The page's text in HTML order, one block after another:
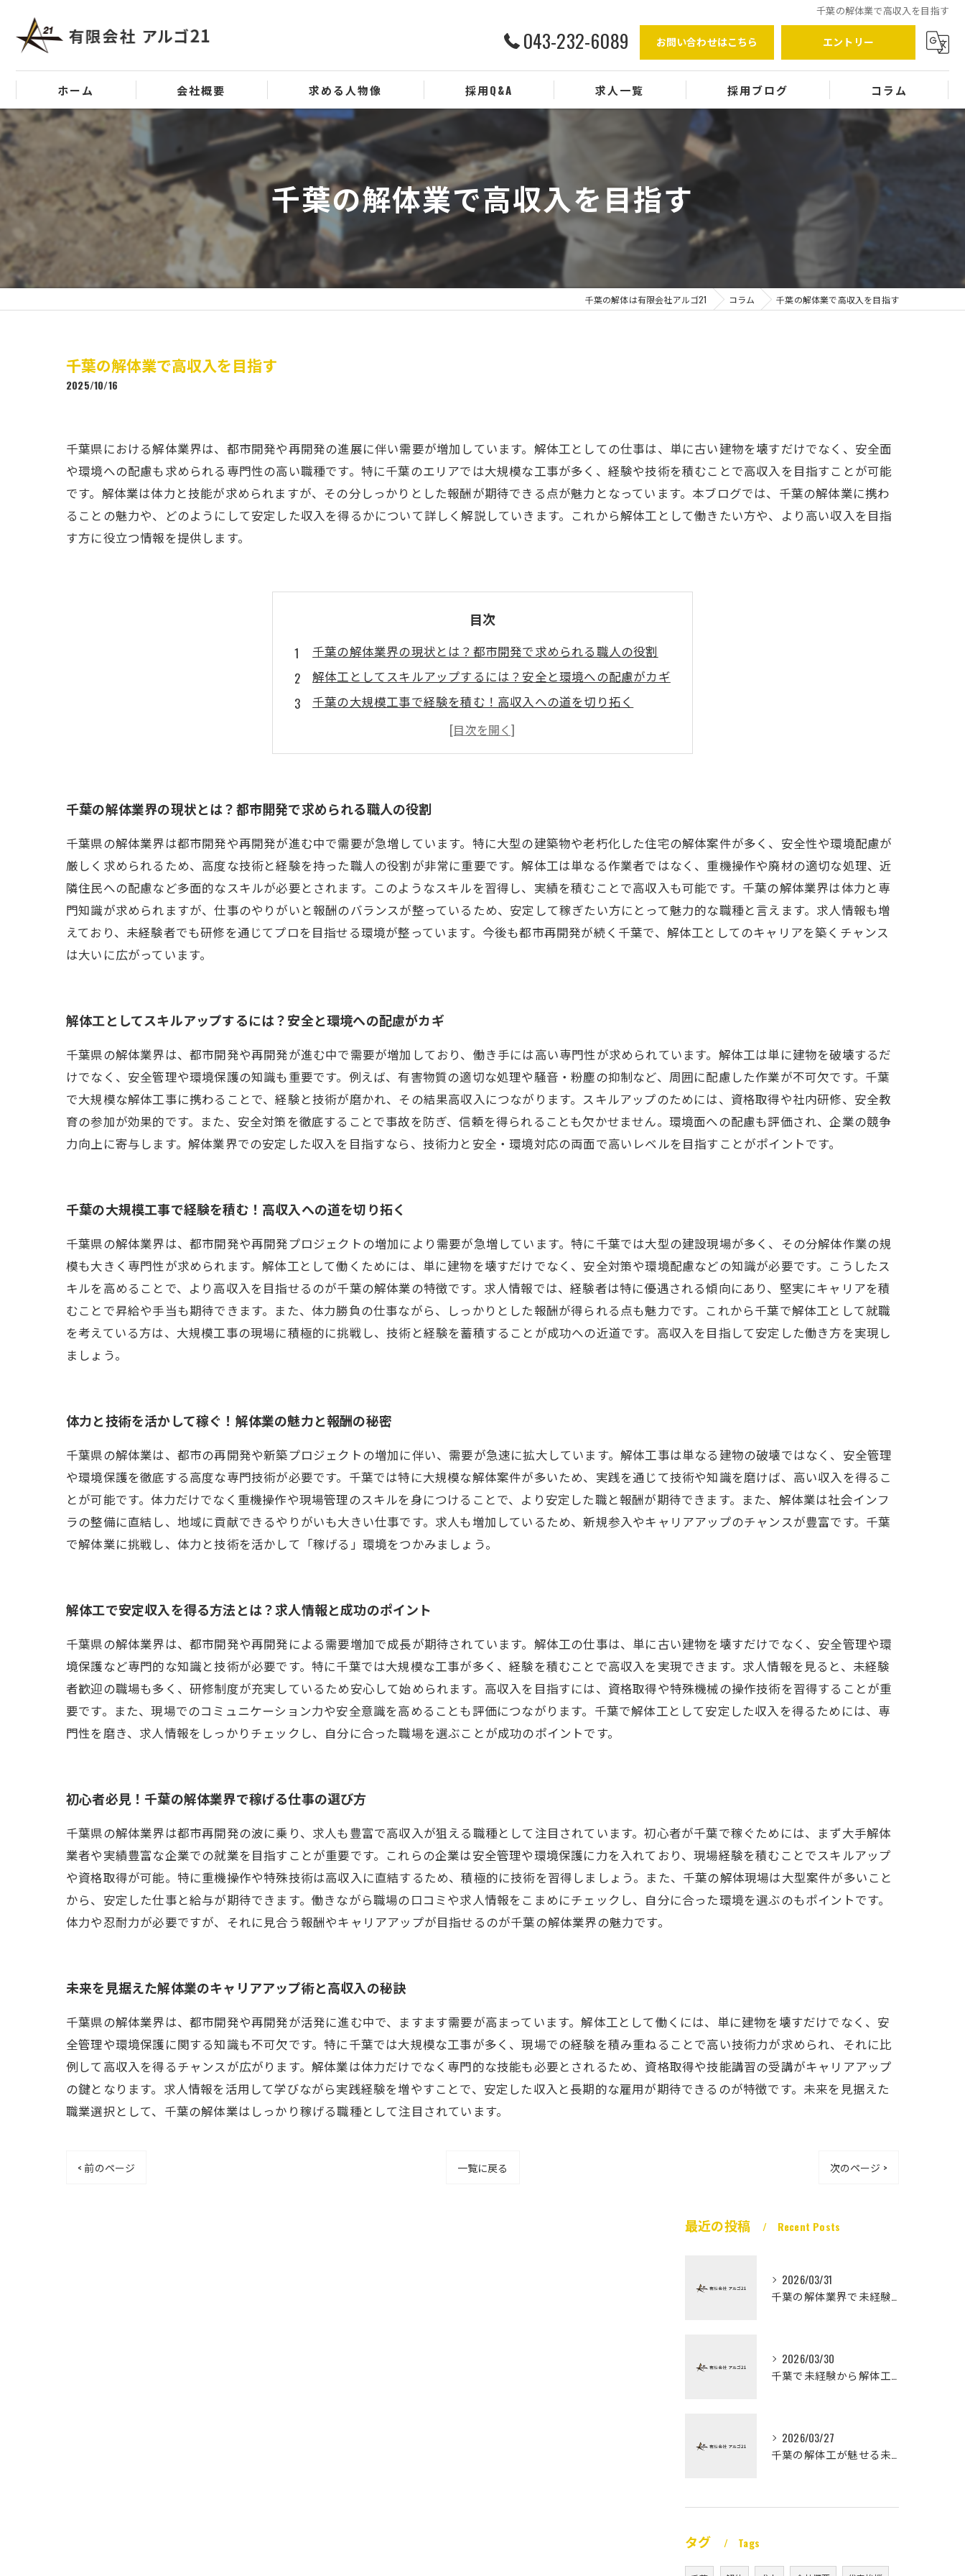
千葉の解体業で高収入を目指す
043-232-6089 お問い合わせはこちら エントリー
ホーム 会社概要
ビジョン
事業案内
求める人物像 採用Q&A 求人一覧 採用ブログ コラム
千葉の解体業で高収入を目指す
千葉の解体は有限会社アルゴ21 コラム 千葉の解体業で高収入を目指す
千葉の解体業で高収入を目指す
2025/10/16
千葉県における解体業界は、都市開発や再開発の進展に伴い需要が増加しています。解体工としての仕事は、単に古い建物を壊すだけでなく、安全面
や環境への配慮も求められる専門性の高い職種です。特に千葉のエリアでは大規模な工事が多く、経験や技術を積むことで高収入を目指すことが可能
です。解体業は体力と技能が求められますが、その分しっかりとした報酬が期待できる点が魅力となっています。本ブログでは、千葉の解体業に携わ
ることの魅力や、どのようにして安定した収入を得るかについて詳しく解説していきます。これから解体工として働きたい方や、より高い収入を目指
す方に役立つ情報を提供します。
目次
千葉の解体業界の現状とは？都市開発で求められる職人の役割
解体工としてスキルアップするには？安全と環境への配慮がカギ
千葉の大規模工事で経験を積む！高収入への道を切り拓く
体力と技術を活かして稼ぐ！解体業の魅力と報酬の秘密
解体工で安定収入を得る方法とは？求人情報と成功のポイント
未来を見据えた解体業のキャリアアップ術と高収入の秘訣
千葉の解体業界の現状とは？都市開発で求められる職人の役割
千葉県の解体業界は都市開発や再開発が進む中で需要が急増しています。特に大型の建築物や老朽化した住宅の解体案件が多く、安全性や環境配慮が
厳しく求められるため、高度な技術と経験を持った職人の役割が非常に重要です。解体工は単なる作業者ではなく、重機操作や廃材の適切な処理、近
隣住民への配慮など多面的なスキルが必要とされます。このようなスキルを習得し、実績を積むことで高収入も可能です。千葉の解体業界は体力と専
門知識が求められますが、仕事のやりがいと報酬のバランスが整っているため、安定して稼ぎたい方にとって魅力的な職種と言えます。求人情報も増
えており、未経験者でも研修を通じてプロを目指せる環境が整っています。今後も都市再開発が続く千葉で、解体工としてのキャリアを築くチャンス
は大いに広がっています。
解体工としてスキルアップするには？安全と環境への配慮がカギ
千葉県の解体業界は、都市開発や再開発が進む中で需要が増加しており、働き手には高い専門性が求められています。解体工は単に建物を破壊するだ
けでなく、安全管理や環境保護の知識も重要です。例えば、有害物質の適切な処理や騒音・粉塵の抑制など、周囲に配慮した作業が不可欠です。千葉
で大規模な解体工事に携わることで、経験と技術が磨かれ、その結果高収入につながります。スキルアップのためには、資格取得や社内研修、安全教
育の参加が効果的です。また、安全対策を徹底することで事故を防ぎ、信頼を得られることも欠かせません。環境面への配慮も評価され、企業の競争
力向上に寄与します。解体業界での安定した収入を目指すなら、技術力と安全・環境対応の両面で高いレベルを目指すことがポイントです。
千葉の大規模工事で経験を積む！高収入への道を切り拓く
千葉県の解体業界は、都市開発や再開発プロジェクトの増加により需要が急増しています。特に千葉では大型の建設現場が多く、その分解体作業の規
模も大きく専門性が求められます。解体工として働くためには、単に建物を壊すだけでなく、安全対策や環境配慮などの知識が必要です。こうしたス
キルを高めることで、より高収入を目指せるのが千葉の解体業の特徴です。求人情報では、経験者は特に優遇される傾向にあり、堅実にキャリアを積
むことで昇給や手当も期待できます。また、体力勝負の仕事ながら、しっかりとした報酬が得られる点も魅力です。これから千葉で解体工として就職
を考えている方は、大規模工事の現場に積極的に挑戦し、技術と経験を蓄積することが成功への近道です。高収入を目指して安定した働き方を実現し
ましょう。
体力と技術を活かして稼ぐ！解体業の魅力と報酬の秘密
千葉県の解体業は、都市の再開発や新築プロジェクトの増加に伴い、需要が急速に拡大しています。解体工事は単なる建物の破壊ではなく、安全管理
や環境保護を徹底する高度な専門技術が必要です。千葉では特に大規模な解体案件が多いため、実践を通じて技術や知識を磨けば、高い収入を得るこ
とが可能です。体力だけでなく重機操作や現場管理のスキルを身につけることで、より安定した職と報酬が期待できます。また、解体業は社会インフ
ラの整備に直結し、地域に貢献できるやりがいも大きい仕事です。求人も増加しているため、新規参入やキャリアアップのチャンスが豊富です。千葉
で解体業に挑戦し、体力と技術を活かして「稼げる」環境をつかみましょう。
解体工で安定収入を得る方法とは？求人情報と成功のポイント
千葉県の解体業界は、都市開発や再開発による需要増加で成長が期待されています。解体工の仕事は、単に古い建物を壊すだけでなく、安全管理や環
境保護など専門的な知識と技術が必要です。特に千葉では大規模な工事が多く、経験を積むことで高収入を実現できます。求人情報を見ると、未経験
者歓迎の職場も多く、研修制度が充実しているため安心して始められます。高収入を目指すには、資格取得や特殊機械の操作技術を習得することが重
要です。また、現場でのコミュニケーション力や安全意識を高めることも評価につながります。千葉で解体工として安定した収入を得るためには、専
門性を磨き、求人情報をしっかりチェックし、自分に合った職場を選ぶことが成功のポイントです。
初心者必見！千葉の解体業界で稼げる仕事の選び方
千葉県の解体業界は都市再開発の波に乗り、求人も豊富で高収入が狙える職種として注目されています。初心者が千葉で稼ぐためには、まず大手解体
業者や実績豊富な企業での就業を目指すことが重要です。これらの企業は安全管理や環境保護に力を入れており、現場経験を積むことでスキルアップ
や資格取得が可能。特に重機操作や特殊技術は高収入に直結するため、積極的に技術を習得しましょう。また、千葉の解体現場は大型案件が多いこと
から、安定した仕事と給与が期待できます。働きながら職場の口コミや求人情報をこまめにチェックし、自分に合った環境を選ぶのもポイントです。
体力や忍耐力が必要ですが、それに見合う報酬やキャリアアップが目指せるのが千葉の解体業界の魅力です。
未来を見据えた解体業のキャリアアップ術と高収入の秘訣
千葉県の解体業界は、都市開発や再開発が活発に進む中で、ますます需要が高まっています。解体工として働くには、単に建物を壊すだけでなく、安
全管理や環境保護に関する知識も不可欠です。特に千葉では大規模な工事が多く、現場での経験を積み重ねることで高い技術力が求められ、それに比
例して高収入を得るチャンスが広がります。解体業は体力だけでなく専門的な技能も必要とされるため、資格取得や技能講習の受講がキャリアアップ
の鍵となります。求人情報を活用して学びながら実践経験を増やすことで、安定した収入と長期的な雇用が期待できるのが特徴です。未来を見据えた
職業選択として、千葉の解体業はしっかり稼げる職種として注目されています。
< 前のページ 一覧に戻る 次のページ >
最近の投稿 Recent Posts
2026/03/31
千葉の解体業界で未経験から高収入を実現
2026/03/30
千葉で未経験から解体工になる道
2026/03/27
千葉の解体工が魅せる未経験高収入
タグ Tags